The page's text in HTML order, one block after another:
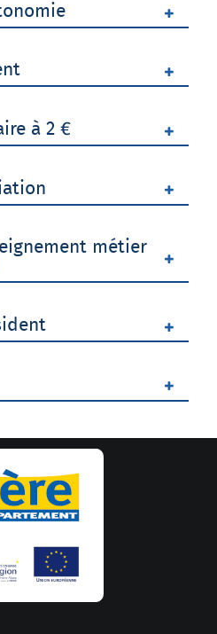
à 2 €
métier